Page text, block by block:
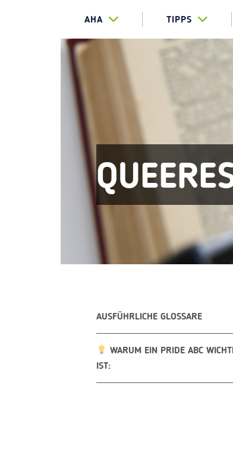
AHA TIPPS
AUSFÜHRLICHE GLOSSARE
WARUM EIN PRIDE ABC
IST: